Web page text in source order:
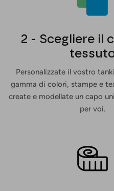
2 - Scegliere il
Personalizzate il vostro
gamma di colori, stampe e
create e modellate un capo
per voi.